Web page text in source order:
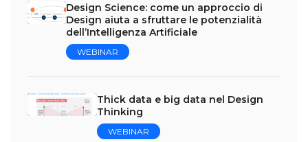
Design Science: come un approccio di
Design aiuta a sfruttare le potenzialità
dell’Intelligenza Artificiale
WEBINAR
Thick data e big data nel Design
Thinking
WEBINAR